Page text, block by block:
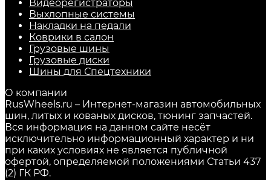
Видеорегистраторы
Выхлопные системы
Накладки на педали
Коврики в салон
Грузовые шины
Грузовые диски
Шины для Спецтехники
О компании
RusWheels.ru – Интернет-магазин автомобильных
шин, литых и кованых дисков, тюнинг запчастей.
Вся информация на данном сайте несёт
исключительно информационный характер и ни
при каких условиях не является публичной
офертой, определяемой положениями Статьи 437
(2) ГК РФ.